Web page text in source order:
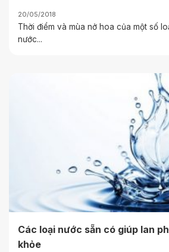
20/05/2018
Thời điểm và mùa nở hoa của một số
nước...
Các loại nước sẵn có giúp lan
khỏe